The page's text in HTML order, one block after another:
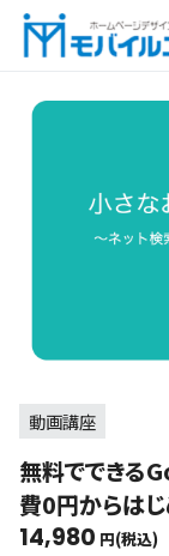
動画講座
無料でできる
費0円からは
14,980 円(税込)